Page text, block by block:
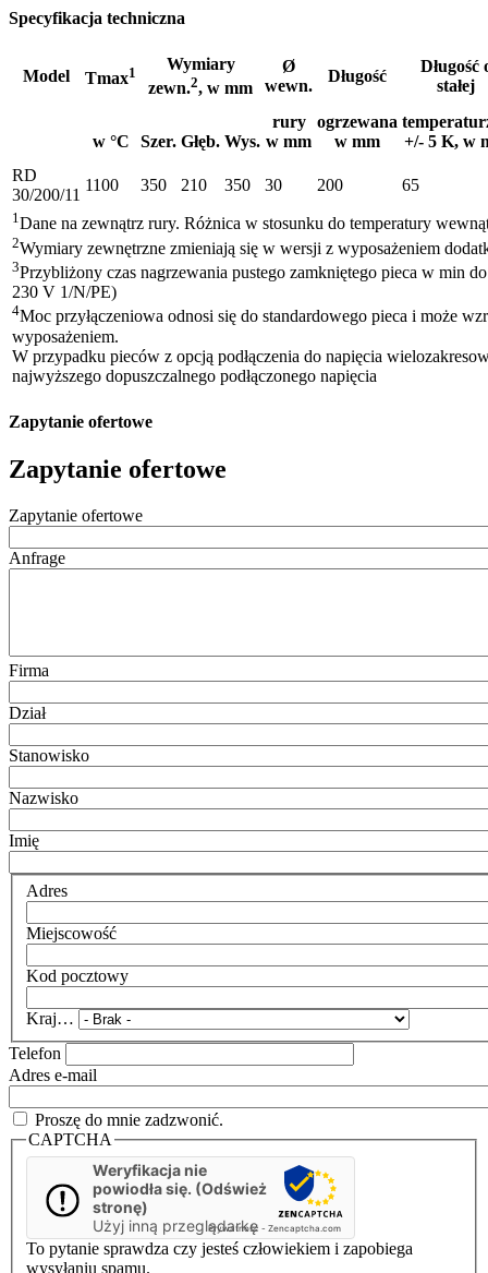
Specyfikacja techniczna
Model Tmax1
Wymiary
zewn.2, w mm
Ø
wewn.
Długość
Długość
stałej
w °C Szer. Głęb. Wys.
rury
w mm
ogrzewana
w mm
+/- 5 K, w
RD
30/200/11
1100 350 210 350 30 200 65
1Dane na zewnątrz rury. Różnica w stosunku do temperatury
2Wymiary zewnętrzne zmieniają się w wersji z wyposażeniem
3Przybliżony czas nagrzewania pustego zamkniętego pieca w min
230 V 1/N/PE)
4Moc przyłączeniowa odnosi się do standardowego pieca i może
wyposażeniem.
W przypadku pieców z opcją podłączenia do napięcia
najwyższego dopuszczalnego podłączonego napięcia
Zapytanie ofertowe
Zapytanie ofertowe
Zapytanie ofertowe
Anfrage
Firma
Dział
Stanowisko
Nazwisko
Imię
Adres
Miejscowość
Kod pocztowy
Kraj…
Telefon
Adres e-mail
Proszę do mnie zadzwonić.
CAPTCHA
Weryfikacja nie
powiodła się. (Odśwież
stronę)
Użyj inną przeglądarkę
Prywatność - Zencaptcha.com
To pytanie sprawdza czy jesteś człowiekiem i zapobiega
wysyłaniu spamu.